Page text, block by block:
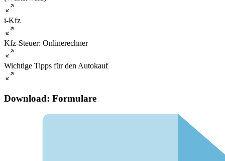
i-Kfz
Kfz-Steuer: Onlinerechner
Wichtige Tipps für den Autokauf
Download: Formulare